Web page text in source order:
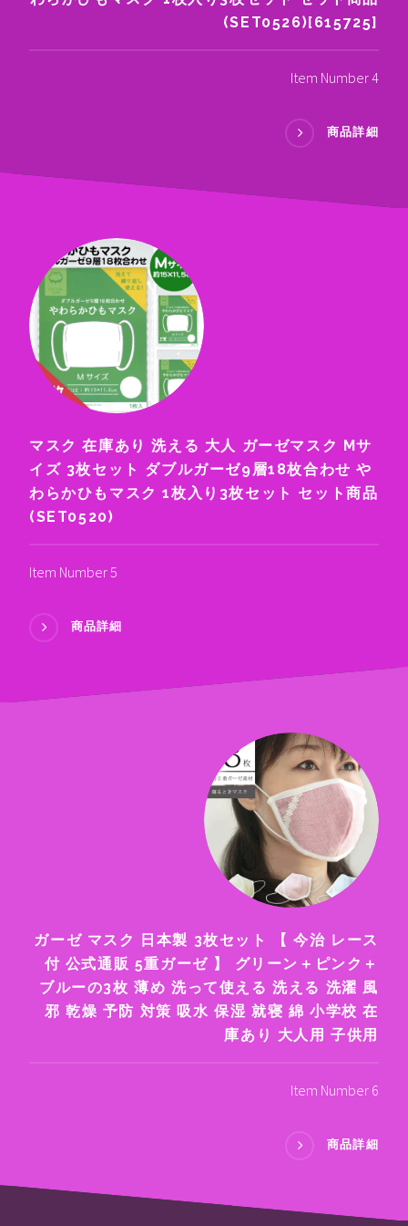
(SET0526)[615725]
Item Number 4
商品詳細
マスク 在庫あり 洗える 大人 ガーゼマスク Mサ
イズ 3枚セット ダブルガーゼ9層18枚合わせ や
わらかひもマスク 1枚入り3枚セット セット商品
(SET0520)
Item Number 5
商品詳細
ガーゼ マスク 日本製 3枚セット 【 今治 レース
付 公式通販 5重ガーゼ 】 グリーン＋ピンク＋
ブルーの3枚 薄め 洗って使える 洗える 洗濯 風
邪 乾燥 予防 対策 吸水 保湿 就寝 綿 小学校 在
庫あり 大人用 子供用
Item Number 6
商品詳細